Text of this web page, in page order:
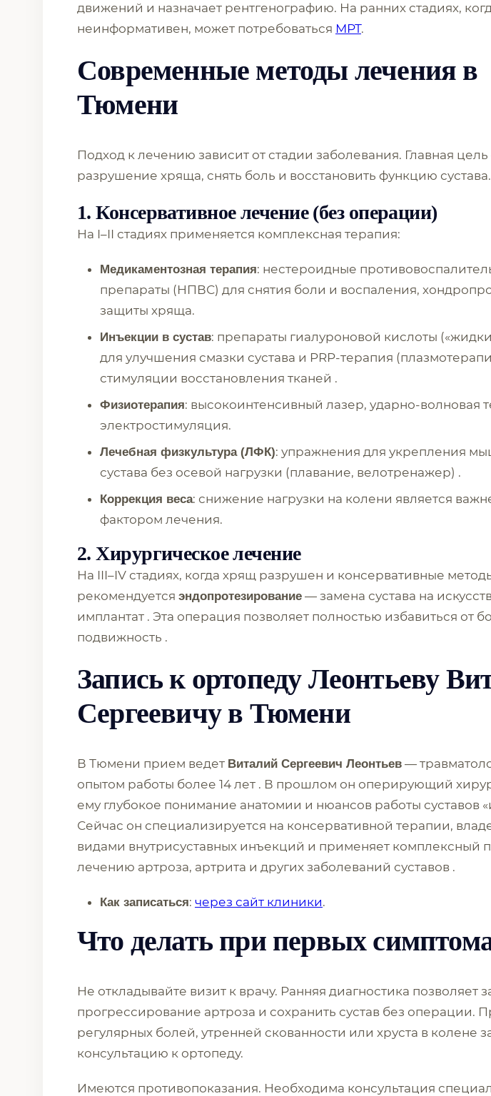
движений и назначает рентгенографию. На ранних стадиях,
неинформативен, может потребоваться МРТ.
Современные методы лечения в
Тюмени
Подход к лечению зависит от стадии заболевания. Главная
разрушение хряща, снять боль и восстановить функцию сустава.
1. Консервативное лечение (без операции)
На I–II стадиях применяется комплексная терапия:
Медикаментозная терапия: нестероидные
препараты (НПВС) для снятия боли и воспаления,
защиты хряща.
Инъекции в сустав: препараты гиалуроновой кислоты
для улучшения смазки сустава и PRP-терапия
стимуляции восстановления тканей .
Физиотерапия: высокоинтенсивный лазер, ударно-волновая
электростимуляция.
Лечебная физкультура (ЛФК): упражнения для укрепления
сустава без осевой нагрузки (плавание, велотренажер) .
Коррекция веса: снижение нагрузки на колени является
фактором лечения.
2. Хирургическое лечение
На III–IV стадиях, когда хрящ разрушен и консервативные
рекомендуется эндопротезирование — замена сустава на
имплантат . Эта операция позволяет полностью избавиться от
подвижность .
Запись к ортопеду Леонтьеву
Сергеевичу в Тюмени
В Тюмени прием ведет Виталий Сергеевич Леонтьев —
опытом работы более 14 лет . В прошлом он оперирующий
ему глубокое понимание анатомии и нюансов работы суставов
Сейчас он специализируется на консервативной терапии,
видами внутрисуставных инъекций и применяет комплексный
лечению артроза, артрита и других заболеваний суставов .
Как записаться: через сайт клиники.
Что делать при первых
Не откладывайте визит к врачу. Ранняя диагностика позволяет
прогрессирование артроза и сохранить сустав без операции.
регулярных болей, утренней скованности или хруста в колене
консультацию к ортопеду.
Имеются противопоказания. Необходима консультация